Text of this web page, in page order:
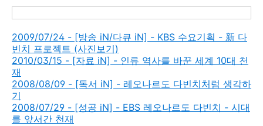
2009/07/24 - [방송 iN/다큐 iN] - KBS 수요기획 - 新 다
빈치 프로젝트 (사진보기)
2010/03/15 - [자료 iN] - 인류 역사를 바꾼 세계 10대 천
재
2008/08/09 - [독서 iN] - 레오나르도 다빈치처럼 생각하
기
2008/07/29 - [성공 iN] - EBS 레오나르도 다빈치 - 시대
를 앞서간 천재